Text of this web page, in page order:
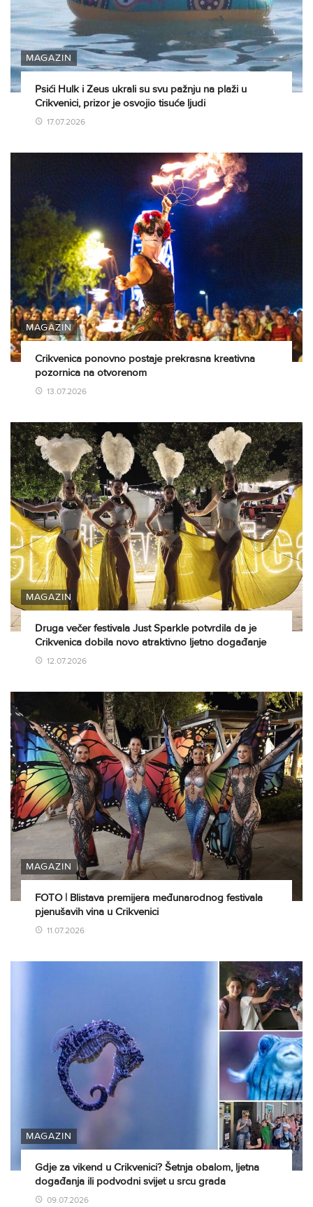
MAGAZIN
Psići Hulk i Zeus ukrali su svu pažnju na plaži u
Crikvenici, prizor je osvojio tisuće ljudi
17.07.2026
MAGAZIN
Crikvenica ponovno postaje prekrasna kreativna
pozornica na otvorenom
13.07.2026
MAGAZIN
Druga večer festivala Just Sparkle potvrdila da je
Crikvenica dobila novo atraktivno ljetno događanje
12.07.2026
MAGAZIN
FOTO | Blistava premijera međunarodnog festivala
pjenušavih vina u Crikvenici
11.07.2026
MAGAZIN
Gdje za vikend u Crikvenici? Šetnja obalom, ljetna
događanja ili podvodni svijet u srcu grada
09.07.2026